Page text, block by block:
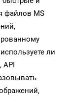
файлов MS
ли
API